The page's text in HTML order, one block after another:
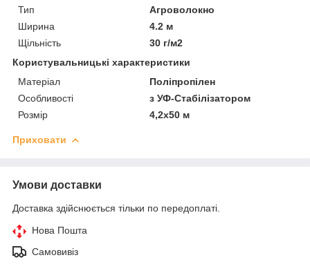
Тип
Агроволокно
Ширина
4.2 м
Щільність
30 г/м2
Користувальницькі характеристики
Матеріал
Поліпропілен
Особливості
з УФ-Стабілізатором
Розмір
4,2х50 м
Приховати
Умови доставки
Доставка здійснюється тільки по передоплаті.
Нова Пошта
Самовивіз